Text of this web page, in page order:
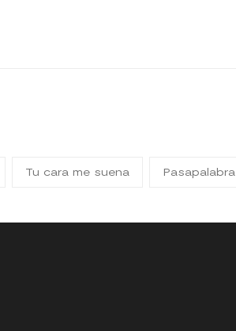
Tu cara me suena Pasapalabra